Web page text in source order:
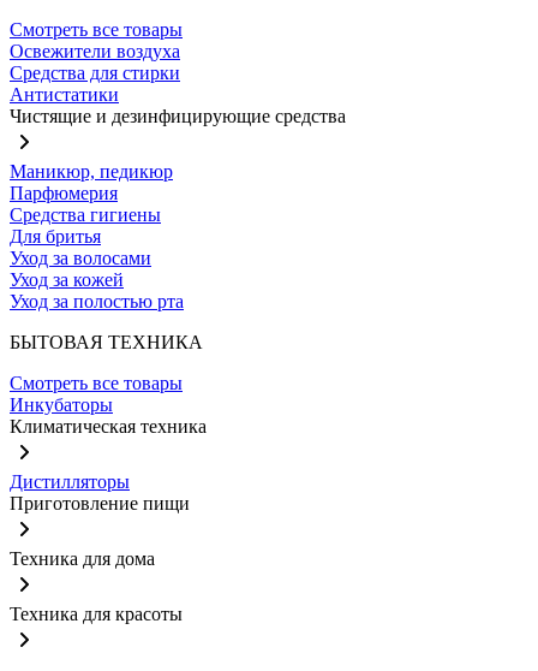
Смотреть все товары
Освежители воздуха
Средства для стирки
Антистатики
Чистящие и дезинфицирующие средства
Маникюр, педикюр
Парфюмерия
Средства гигиены
Для бритья
Уход за волосами
Уход за кожей
Уход за полостью рта
БЫТОВАЯ ТЕХНИКА
Смотреть все товары
Инкубаторы
Климатическая техника
Дистилляторы
Приготовление пищи
Техника для дома
Техника для красоты